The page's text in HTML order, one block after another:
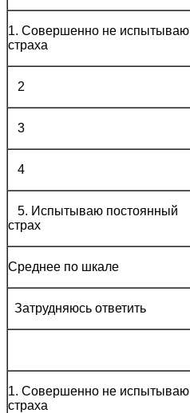
1. Совершенно не испытываю
страха
2
3
4
5. Испытываю постоянный
страх
Среднее по шкале
Затрудняюсь ответить
1. Совершенно не испытываю
страха